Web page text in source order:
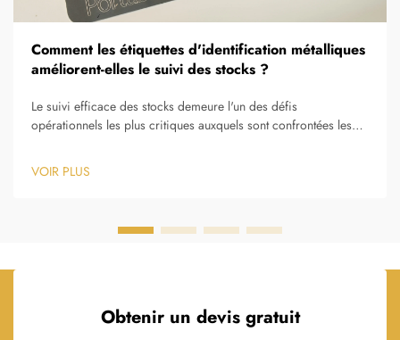
Comment les étiquettes d'identification métalliques
améliorent-elles le suivi des stocks ?
Le suivi efficace des stocks demeure l'un des défis
opérationnels les plus critiques auxquels sont confrontées les
logistique, de la santé et de la gestion des installations. La
capacité à localiser, surveiller et gérer précisément les actifs
VOIR PLUS
Obtenir un devis gratuit